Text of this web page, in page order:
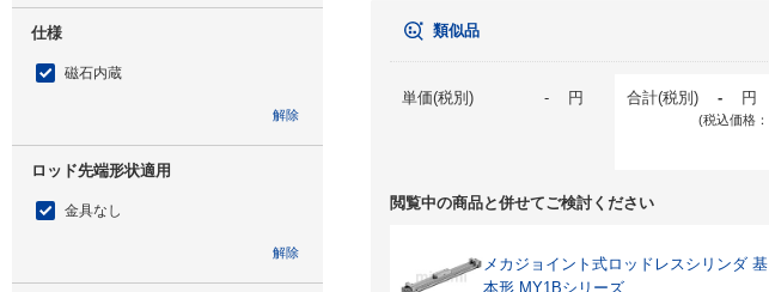
仕様
磁石内蔵
解除
ロッド先端形状適用
金具なし
解除
類似品
単価(税別) - 円 合計(税別) - 円
(税込価格：
閲覧中の商品と併せてご検討ください
メカジョイント式ロッドレスシリンダ 基
本形 MY1Bシリーズ